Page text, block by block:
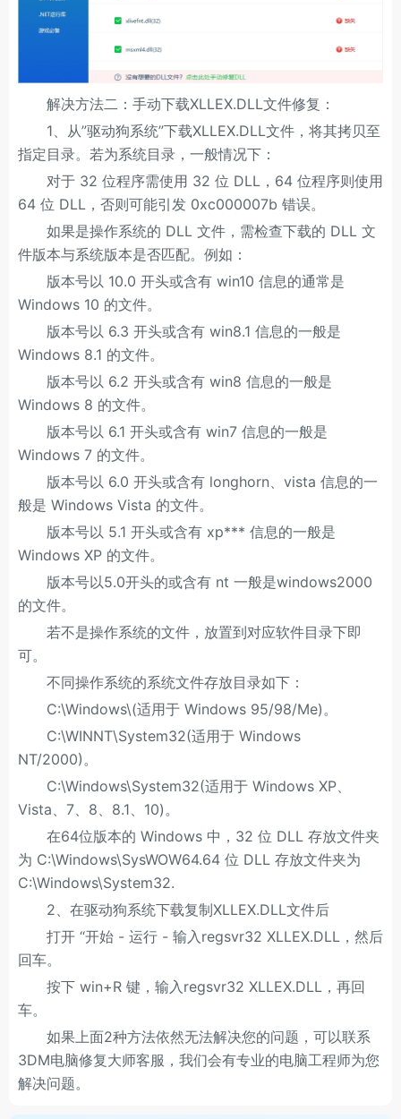
解决方法二：手动下载XLLEX.DLL文件修复：
1、从”驱动狗系统”下载XLLEX.DLL文件，将其拷贝至
指定目录。若为系统目录，一般情况下：
对于 32 位程序需使用 32 位 DLL，64 位程序则使用
64 位 DLL，否则可能引发 0xc000007b 错误。
如果是操作系统的 DLL 文件，需检查下载的 DLL 文
件版本与系统版本是否匹配。例如：
版本号以 10.0 开头或含有 win10 信息的通常是
Windows 10 的文件。
版本号以 6.3 开头或含有 win8.1 信息的一般是
Windows 8.1 的文件。
版本号以 6.2 开头或含有 win8 信息的一般是
Windows 8 的文件。
版本号以 6.1 开头或含有 win7 信息的一般是
Windows 7 的文件。
版本号以 6.0 开头或含有 longhorn、vista 信息的一
般是 Windows Vista 的文件。
版本号以 5.1 开头或含有 xp*** 信息的一般是
Windows XP 的文件。
版本号以5.0开头的或含有 nt 一般是windows2000
的文件。
若不是操作系统的文件，放置到对应软件目录下即
可。
不同操作系统的系统文件存放目录如下：
C:\Windows\(适用于 Windows 95/98/Me)。
C:\WINNT\System32(适用于 Windows
NT/2000)。
C:\Windows\System32(适用于 Windows XP、
Vista、7、8、8.1、10)。
在64位版本的 Windows 中，32 位 DLL 存放文件夹
为 C:\Windows\SysWOW64.64 位 DLL 存放文件夹为
C:\Windows\System32.
2、在驱动狗系统下载复制XLLEX.DLL文件后
打开 “开始 - 运行 - 输入regsvr32 XLLEX.DLL，然后
回车。
按下 win+R 键，输入regsvr32 XLLEX.DLL，再回
车。
如果上面2种方法依然无法解决您的问题，可以联系
3DM电脑修复大师客服，我们会有专业的电脑工程师为您
解决问题。